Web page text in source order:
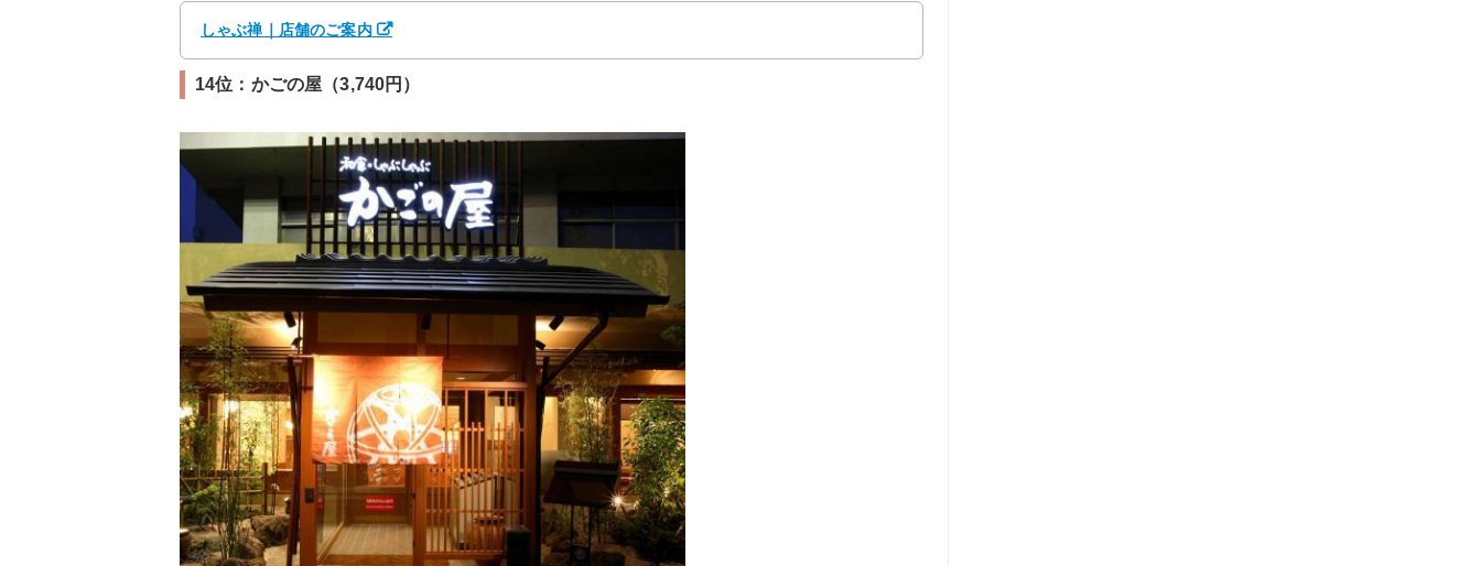
しゃぶ禅｜店舗のご案内
14位：かごの屋（3,740円）